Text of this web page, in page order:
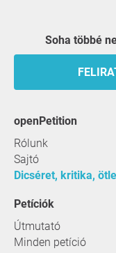
Soha többé
openPetition
Rólunk
Sajtó
Dicséret, kritika,
Petíciók
Útmutató
Minden petíció